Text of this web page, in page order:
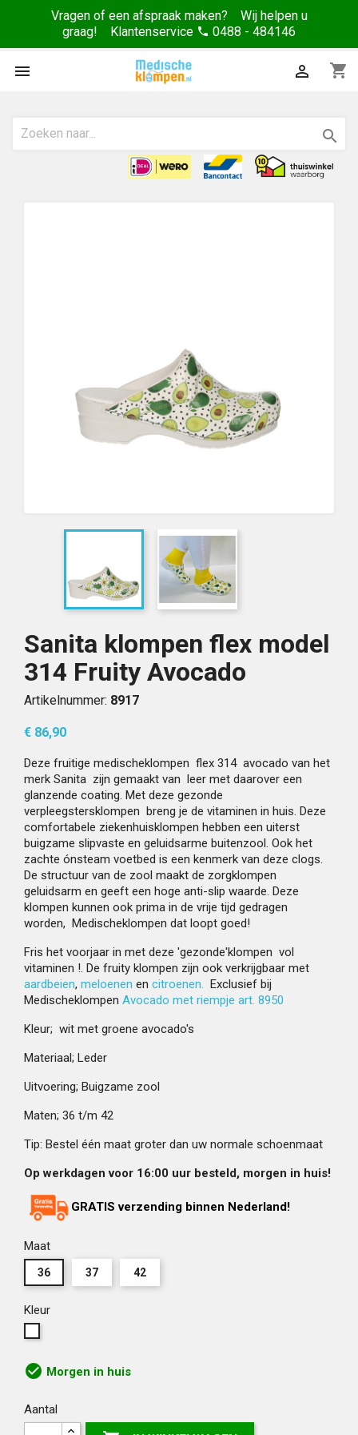
Vragen of een afspraak maken? Wij helpen u
graag! Klantenservice phone 0488 - 484146
 shopping_cart


Sanita klompen flex model
314 Fruity Avocado
Artikelnummer: 8917
€ 86,90
Deze fruitige medischeklompen flex 314 avocado van het
merk Sanita zijn gemaakt van leer met daarover een
glanzende coating. Met deze gezonde
verpleegstersklompen breng je de vitaminen in huis. Deze
comfortabele ziekenhuisklompen hebben een uiterst
buigzame slipvaste en geluidsarme buitenzool. Ook het
zachte ónsteam voetbed is een kenmerk van deze clogs.
De structuur van de zool maakt de zorgklompen
geluidsarm en geeft een hoge anti-slip waarde. Deze
klompen kunnen ook prima in de vrije tijd gedragen
worden, Medischeklompen dat loopt goed!
Fris het voorjaar in met deze 'gezonde'klompen vol
vitaminen !. De fruity klompen zijn ook verkrijgbaar met
aardbeien, meloenen en citroenen. Exclusief bij
Medischeklompen Avocado met riempje art. 8950
Kleur; wit met groene avocado's
Materiaal; Leder
Uitvoering; Buigzame zool
Maten; 36 t/m 42
Tip: Bestel één maat groter dan uw normale schoenmaat
Op werkdagen voor 16:00 uur besteld, morgen in huis!
GRATIS verzending binnen Nederland!
Maat
36 37 42
Kleur
check_circle Morgen in huis
Aantal